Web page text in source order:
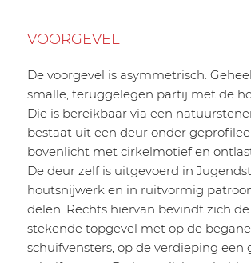
VOORGEVEL
De voorgevel is asymmetrisch.
smalle, teruggelegen partij met de
Die is bereikbaar via een
bestaat uit een deur onder
bovenlicht met cirkelmotief en
De deur zelf is uitgevoerd in
houtsnijwerk en in ruitvormig
delen. Rechts hiervan bevindt zich
stekende topgevel met op de
schuifvensters, op de verdieping een